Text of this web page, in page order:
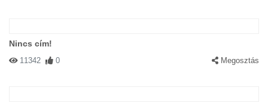
Nincs cím!
11342 0 Megosztás